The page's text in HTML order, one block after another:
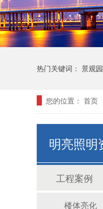
热门关键词： 景观
您的位置： 首页
明亮照明
工程案例
楼体亮化